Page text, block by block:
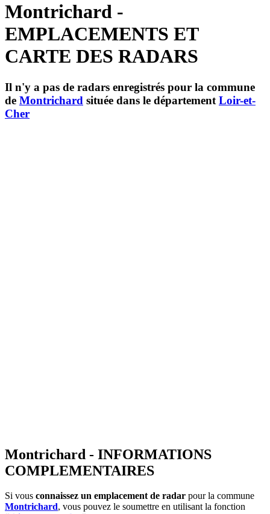
Montrichard -
EMPLACEMENTS ET
CARTE DES RADARS
Il n'y a pas de radars enregistrés pour la commune
de Montrichard située dans le département Loir-et-
Cher
Montrichard - INFORMATIONS
COMPLEMENTAIRES
Si vous connaissez un emplacement de radar pour la commune
Montrichard, vous pouvez le soumettre en utilisant la fonction